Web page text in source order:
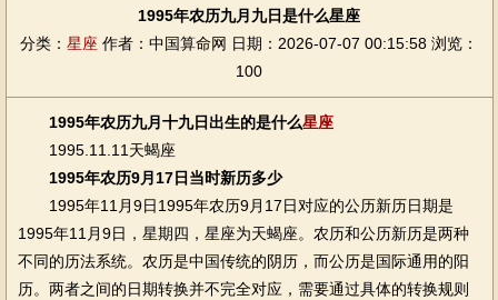
1995年农历九月九日是什么星座
分类： 星座 作者：中国算命网 日期：2026-07-07 00:15:58 浏览：
100
1995年农历九月十九日出生的是什么星座
1995.11.11天蝎座
1995年农历9月17日当时新历多少
1995年11月9日1995年农历9月17日对应的公历新历日期是
1995年11月9日，星期四，星座为天蝎座。农历和公历新历是两种
不同的历法系统。农历是中国传统的阴历，而公历是国际通用的阳
历。两者之间的日期转换并不完全对应，需要通过具体的转换规则